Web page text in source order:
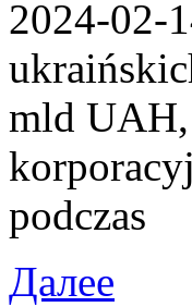
2024-02-
mld UAH,
podczas
Далее